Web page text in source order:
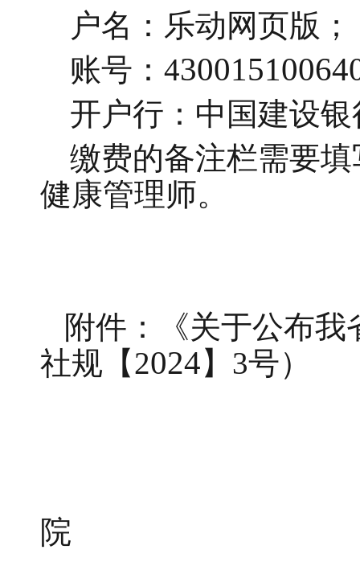
户名：乐动网页版；
账号： 4
开户行：中国建设
缴费的备注栏需要
健康管理师。
附件：《关于公布
社规【2024】 3号）
院